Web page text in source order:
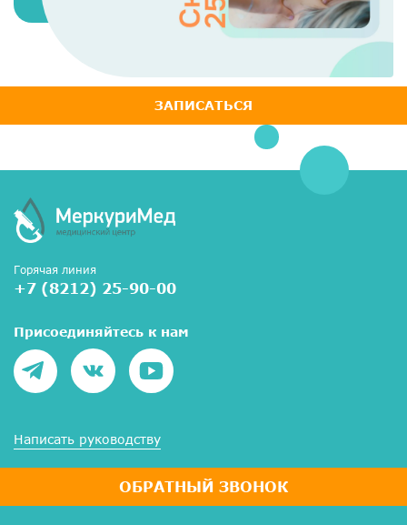
ЗАПИСАТЬСЯ
Горячая линия
+7 (8212) 25-90-00
ОБРАТНЫЙ ЗВОНОК
Присоединяйтесь к нам
Написать руководству